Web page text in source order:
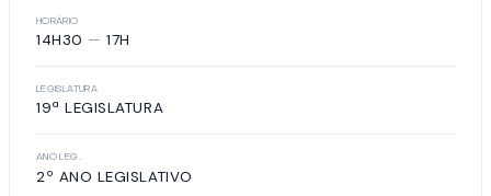
HORÁRIO
14H30 —17H
LEGISLATURA
19ª LEGISLATURA
ANO LEG.
2º ANO LEGISLATIVO